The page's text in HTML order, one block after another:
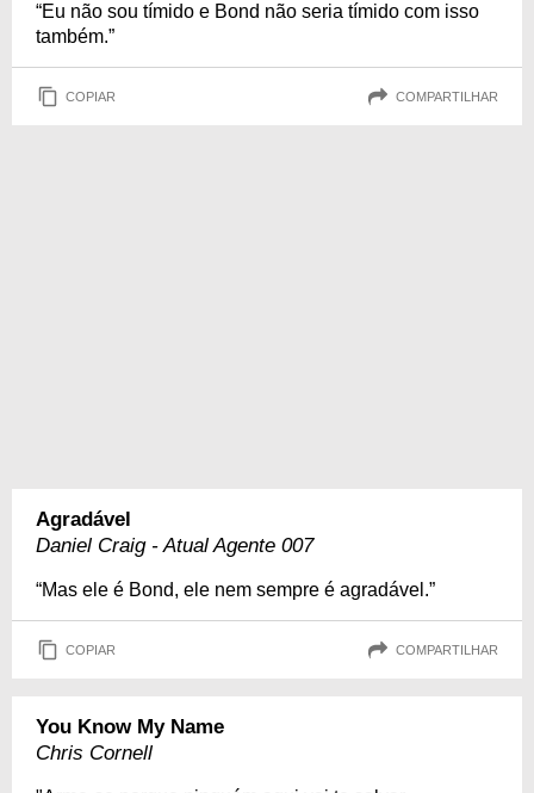
“Eu não sou tímido e Bond não seria tímido com isso
também.”
COPIAR COMPARTILHAR
Agradável
Daniel Craig - Atual Agente 007
“Mas ele é Bond, ele nem sempre é agradável.”
COPIAR COMPARTILHAR
You Know My Name
Chris Cornell